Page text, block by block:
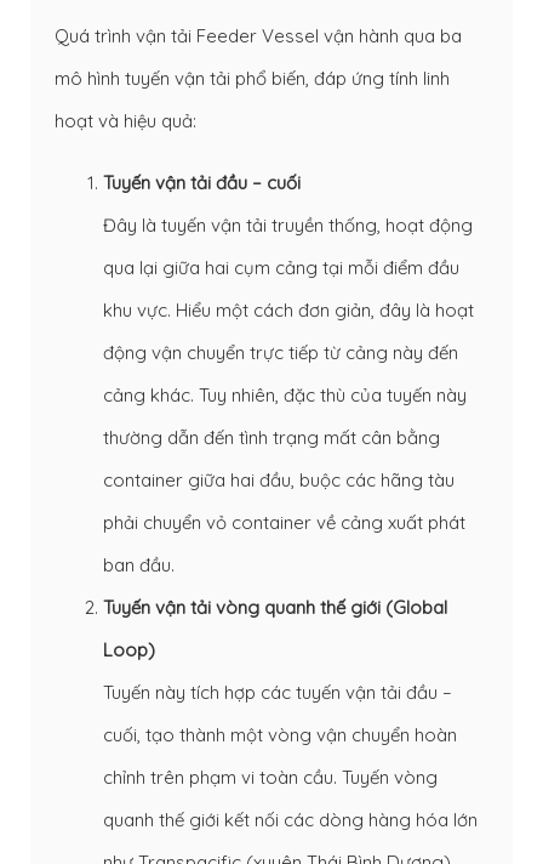
Quá trình vận tải Feeder Vessel vận hành qua ba
mô hình tuyến vận tải phổ biến, đáp ứng tính linh
hoạt và hiệu quả:
Tuyến vận tải đầu – cuối
Đây là tuyến vận tải truyền thống, hoạt động
qua lại giữa hai cụm cảng tại mỗi điểm đầu
khu vực. Hiểu một cách đơn giản, đây là hoạt
động vận chuyển trực tiếp từ cảng này đến
cảng khác. Tuy nhiên, đặc thù của tuyến này
thường dẫn đến tình trạng mất cân bằng
container giữa hai đầu, buộc các hãng tàu
phải chuyển vỏ container về cảng xuất phát
ban đầu.
Tuyến vận tải vòng quanh thế giới (Global
Loop)
Tuyến này tích hợp các tuyến vận tải đầu –
cuối, tạo thành một vòng vận chuyển hoàn
chỉnh trên phạm vi toàn cầu. Tuyến vòng
quanh thế giới kết nối các dòng hàng hóa lớn